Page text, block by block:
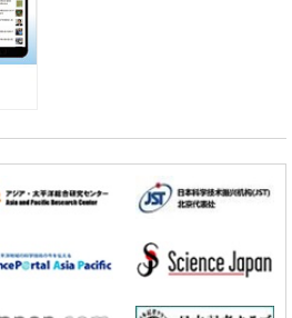
力爭藉助AI拓展社會公眾創造力，依
基因組DNA自我複製系統，有望實現攜